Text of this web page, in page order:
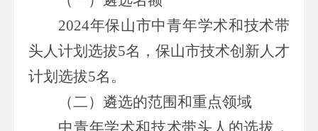
2024年保山市中青年学术和技术带
头人计划选拔5名，保山市技术创新人才
计划选拔5名。
（二）遴选的范围和重点领域
中青年学术和技术带头人的选拔，